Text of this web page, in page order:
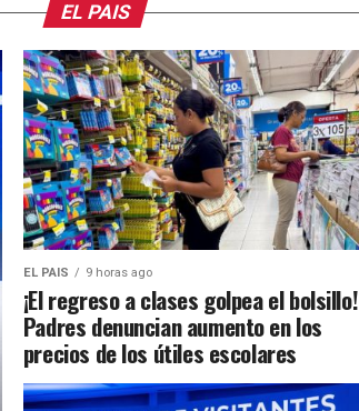
EL PAIS
EL PAIS 9 horas ago
¡El regreso a clases golpea el bolsillo!
Padres denuncian aumento en los
precios de los útiles escolares